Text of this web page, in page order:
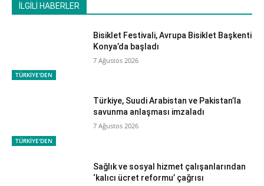
İLGİLİ HABERLER
TÜRKİYE'DEN
Bisiklet Festivali, Avrupa Bisiklet Başkenti
Konya’da başladı
7 Ağustos 2026
TÜRKİYE'DEN
Türkiye, Suudi Arabistan ve Pakistan’la
savunma anlaşması imzaladı
7 Ağustos 2026
Sağlık ve sosyal hizmet çalışanlarından
‘kalıcı ücret reformu’ çağrısı